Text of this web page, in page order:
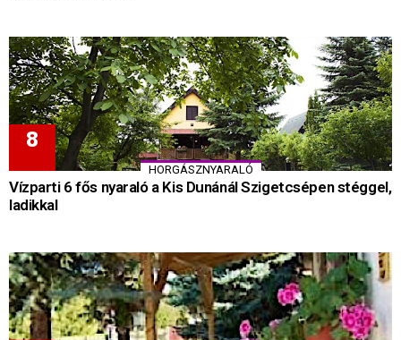
HORGÁSZNYARALÓ
Vízparti 6 fős nyaraló a Kis Dunánál Szigetcsépen stéggel,
ladikkal